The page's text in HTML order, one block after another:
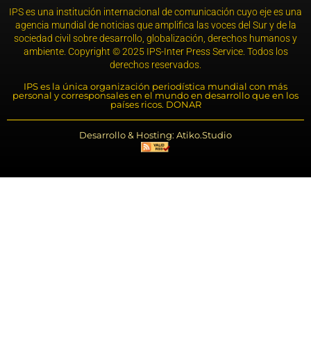
IPS es una institución internacional de comunicación cuyo eje es una
agencia mundial de noticias que amplifica las voces del Sur y de la
sociedad civil sobre desarrollo, globalización, derechos humanos y
ambiente. Copyright © 2025 IPS-Inter Press Service. Todos los
derechos reservados.
IPS es la única organización periodística mundial con más
personal y corresponsales en el mundo en desarrollo que en los
países ricos. DONAR
Desarrollo & Hosting: Atiko.Studio